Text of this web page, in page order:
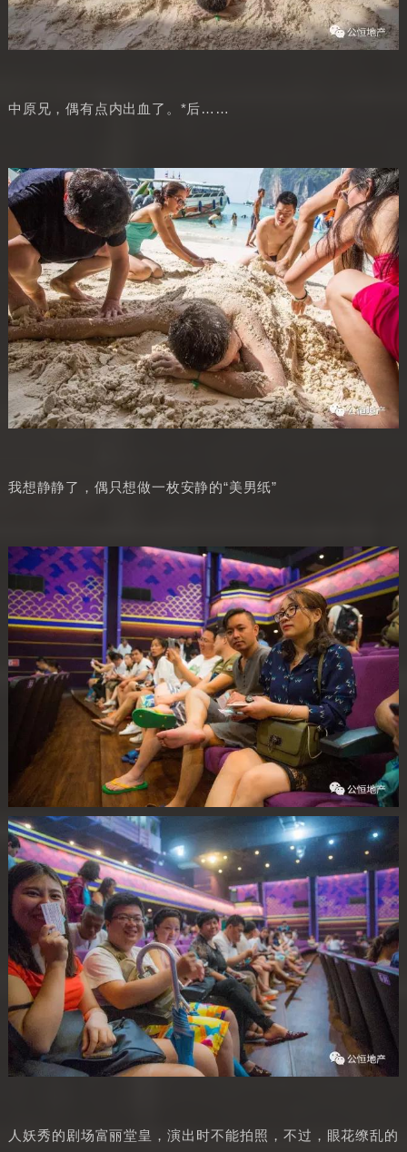
中原兄，偶有点内出血了。*后……
我想静静了，偶只想做一枚安静的“美男纸”
人妖秀的剧场富丽堂皇，演出时不能拍照，不过，眼花缭乱的